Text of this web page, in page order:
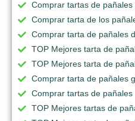
Comprar tartas de pañales
Comprar tarta de los
Comprar tarta de pañales
TOP Mejores tarta de
TOP Mejores tarta de
Comprar tarta de pañales
Comprar tartas de pañales
TOP Mejores tartas de